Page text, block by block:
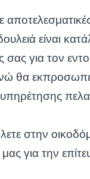
είναι
σας για τον
θα
στην
για την